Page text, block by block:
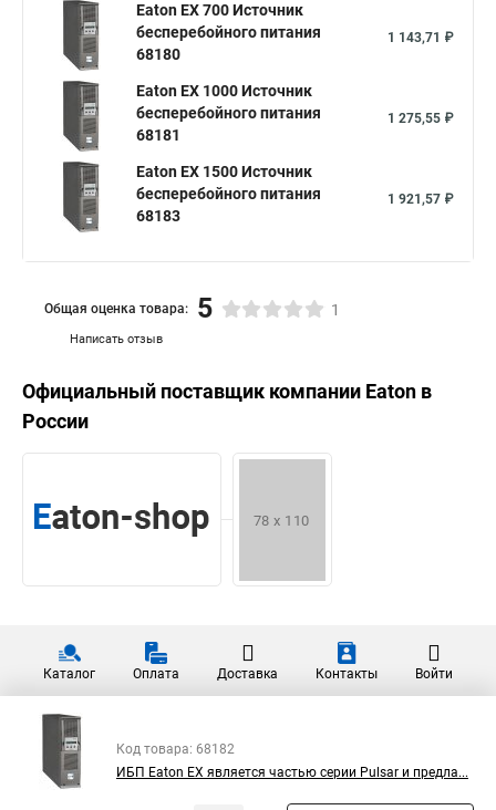
Eaton EX 700 Источник
бесперебойного питания
68180
1 143,71 ₽
Eaton EX 1000 Источник
бесперебойного питания
68181
1 275,55 ₽
Eaton EX 1500 Источник
бесперебойного питания
68183
1 921,57 ₽
Написать отзыв
Общая оценка товара: 5 1
Официальный поставщик компании Eaton в
России
Каталог Оплата Доставка Контакты Войти
Код товара: 68182
ИБП Eaton EX является частью серии Pulsar и предла...